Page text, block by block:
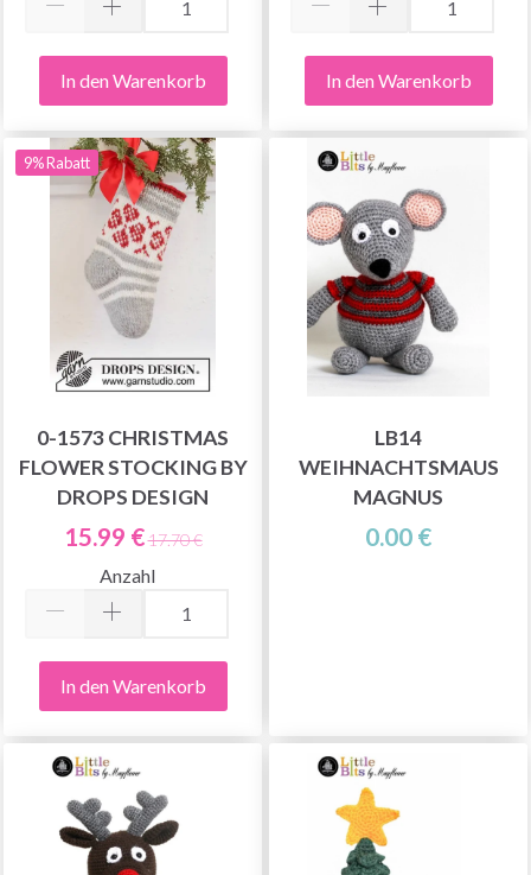
In den Warenkorb In den Warenkorb
9% Rabatt
0-1573 CHRISTMAS
FLOWER STOCKING BY
DROPS DESIGN
15.99 €17.70 €
Anzahl
In den Warenkorb
LB14
WEIHNACHTSMAUS
MAGNUS
0.00 €